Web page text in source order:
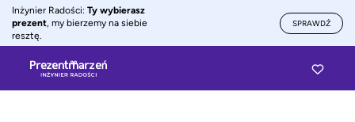
Inżynier Radości: Ty wybierasz
prezent, my bierzemy na siebie
resztę.
SPRAWDŹ